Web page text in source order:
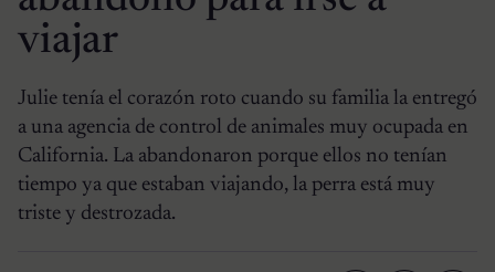
viajar
Julie tenía el corazón roto cuando su familia la entregó
a una agencia de control de animales muy ocupada en
California. La abandonaron porque ellos no tenían
tiempo ya que estaban viajando, la perra está muy
triste y destrozada.